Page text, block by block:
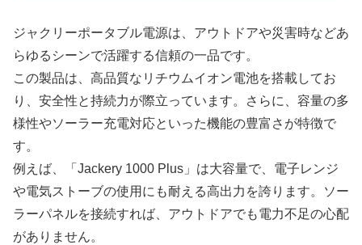
ジャクリーポータブル電源は、アウトドアや災害時などあ
らゆるシーンで活躍する信頼の一品です。
この製品は、高品質なリチウムイオン電池を搭載してお
り、安全性と持続力が際立っています。さらに、容量の多
様性やソーラー充電対応といった機能の豊富さが特徴で
す。
例えば、「Jackery 1000 Plus」は大容量で、電子レンジ
や電気ストーブの使用にも耐える高出力を誇ります。ソー
ラーパネルを接続すれば、アウトドアでも電力不足の心配
がありません。